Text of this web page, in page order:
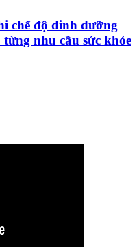
chế độ dinh dưỡng
nhu cầu sức khỏe